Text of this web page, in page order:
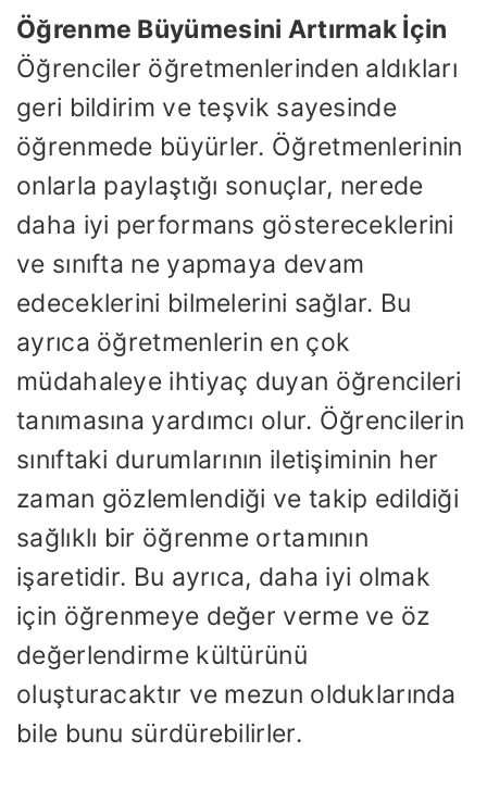
Öğrenme Büyümesini Artırmak İçin
Öğrenciler öğretmenlerinden aldıkları
geri bildirim ve teşvik sayesinde
öğrenmede büyürler. Öğretmenlerinin
onlarla paylaştığı sonuçlar, nerede
daha iyi performans göstereceklerini
ve sınıfta ne yapmaya devam
edeceklerini bilmelerini sağlar. Bu
ayrıca öğretmenlerin en çok
müdahaleye ihtiyaç duyan öğrencileri
tanımasına yardımcı olur. Öğrencilerin
sınıftaki durumlarının iletişiminin her
zaman gözlemlendiği ve takip edildiği
sağlıklı bir öğrenme ortamının
işaretidir. Bu ayrıca, daha iyi olmak
için öğrenmeye değer verme ve öz
değerlendirme kültürünü
oluşturacaktır ve mezun olduklarında
bile bunu sürdürebilirler.